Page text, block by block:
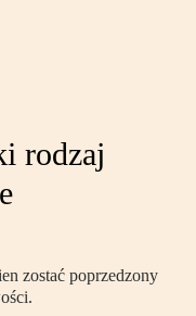
rodzaj
zostać poprzedzony